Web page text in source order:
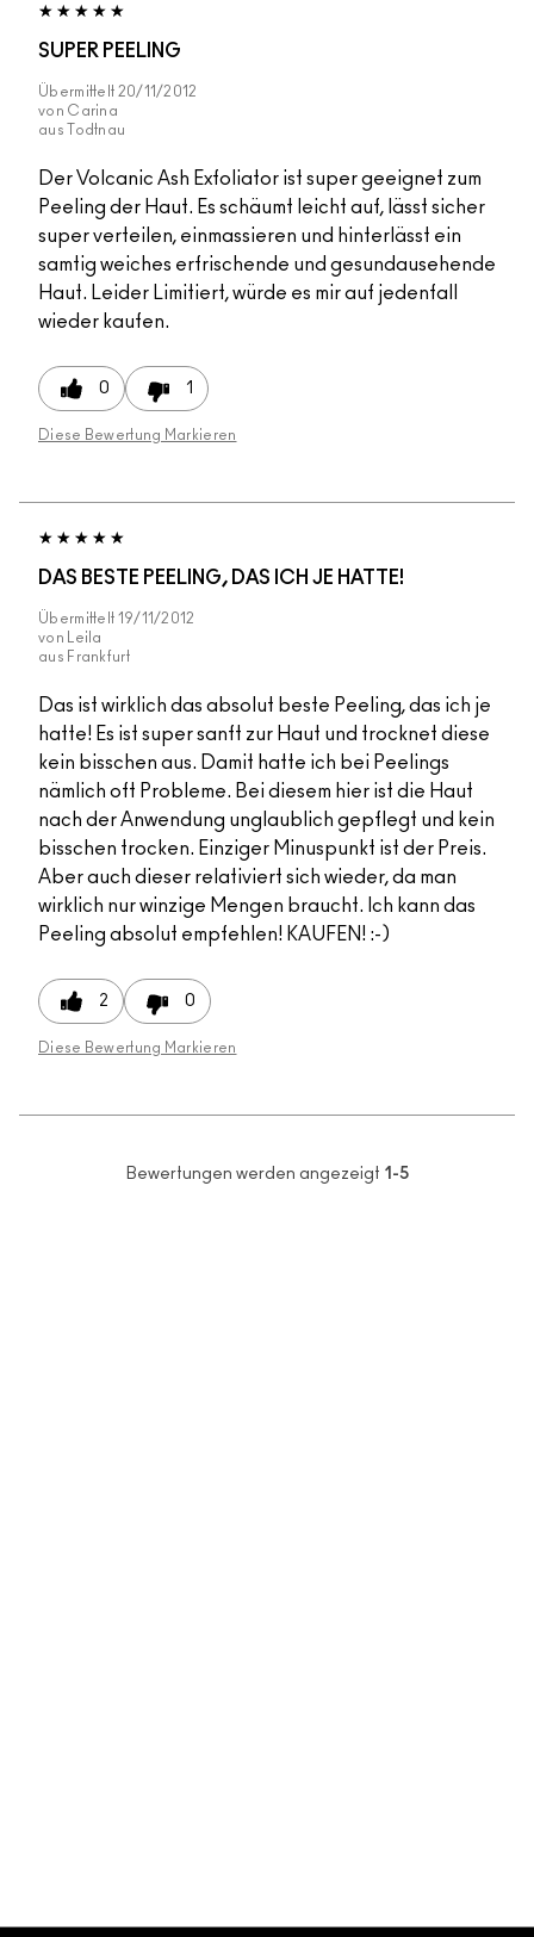
SUPER PEELING
Übermittelt 20/11/2012
von Carina
aus
Todtnau
Der Volcanic Ash Exfoliator ist super geeignet zum
Peeling der Haut. Es schäumt leicht auf, lässt sicher
super verteilen, einmassieren und hinterlässt ein
samtig weiches erfrischende und gesundausehende
Haut. Leider Limitiert, würde es mir auf jedenfall
wieder kaufen.
0 1
Diese Bewertung Markieren
DAS BESTE PEELING, DAS ICH JE HATTE!
Übermittelt 19/11/2012
von
Leila
aus Frankfurt
Das ist wirklich das absolut beste Peeling, das ich je
hatte! Es ist super sanft zur Haut und trocknet diese
kein bisschen aus. Damit hatte ich bei Peelings
nämlich oft Probleme. Bei diesem hier ist die Haut
nach der Anwendung unglaublich gepflegt und kein
bisschen trocken. Einziger Minuspunkt ist der Preis.
Aber auch dieser relativiert sich wieder, da man
wirklich nur winzige Mengen braucht. Ich kann das
Peeling absolut empfehlen! KAUFEN! :-)
2 0
Diese Bewertung Markieren
Bewertungen werden angezeigt 1-5